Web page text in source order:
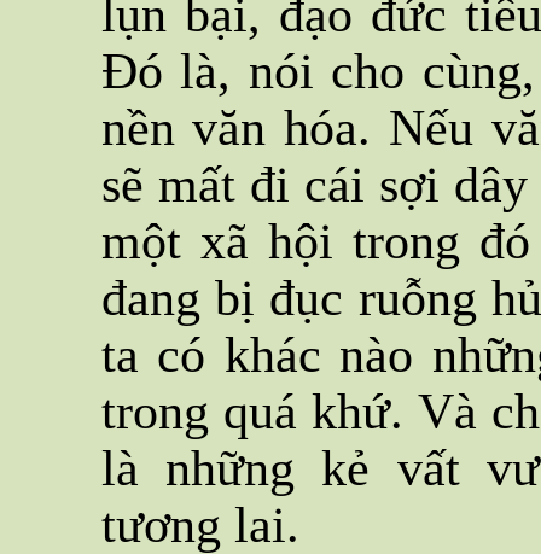
lụn bại, đạo đức
Đó là, nói cho
nền văn hóa. Nếu
sẽ mất đi cái sợi
một xã hội trong
đang bị đục ruỗng
ta có khác nào
trong quá khứ. Và
là những kẻ vất
tương lai.